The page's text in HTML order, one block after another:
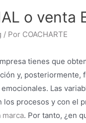
o venta
/ Por COACHARTE
tienes que
y, posteriormente,
Las
procesos y con el
marca. Por tanto, ¿en